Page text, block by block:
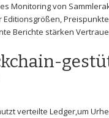
Monitoring von
Berichte​ stärken
verteilte Ledger,um